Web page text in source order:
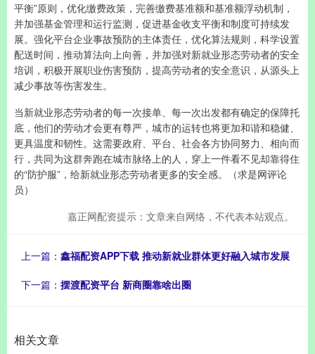
平衡”原则，优化缴费政策，完善缴费基准额和基准额浮动机制，
并加强基金管理和运行监测，促进基金收支平衡和制度可持续发
展。强化平台企业事故预防的主体责任，优化算法规则，科学设置
配送时间，推动算法向上向善，并加强对新就业形态劳动者的安全
培训，积极开展职业伤害预防，提高劳动者的安全意识，从源头上
减少事故等伤害发生。
当新就业形态劳动者的每一次接单、每一次出发都有确定的保障托
底，他们的劳动才会更有尊严，城市的运转也将更加和谐和稳健、
更具温度和韧性。这需要政府、平台、社会各方协同努力、相向而
行，共同为这群奔跑在城市脉络上的人，穿上一件看不见却靠得住
的“防护服”，给新就业形态劳动者更多的安全感。（求是网评论
员）
嘉正网配资提示：文章来自网络，不代表本站观点。
上一篇： 鑫福配资APP下载 推动新就业群体更好融入城市发展
下一篇： 摆渡配资平台 新商圈靠啥出圈
相关文章